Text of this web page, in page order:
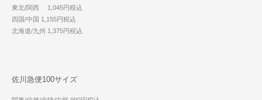
東北/関西 1,045円税込
四国/中国 1,155円税込
北海道/九州 1,375円税込
佐川急便100サイズ